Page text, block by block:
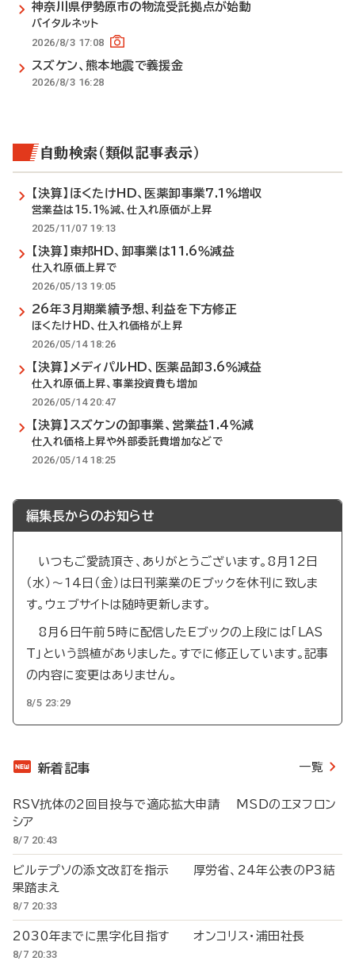
神奈川県伊勢原市の物流受託拠点が始動
バイタルネット
2026/8/3 17:08
スズケン、熊本地震で義援金
2026/8/3 16:28
自動検索（類似記事表示）
【決算】ほくたけHD、医薬卸事業7.1％増収
営業益は15.1％減、仕入れ原価が上昇
2025/11/07 19:13
【決算】東邦HD、卸事業は11.6％減益
仕入れ原価上昇で
2026/05/13 19:05
26年3月期業績予想、利益を下方修正
ほくたけHD、仕入れ価格が上昇
2026/05/14 18:26
【決算】メディパルHD、医薬品卸3.6％減益
仕入れ原価上昇、事業投資費も増加
2026/05/14 20:47
【決算】スズケンの卸事業、営業益1.4％減
仕入れ価格上昇や外部委託費増加などで
2026/05/14 18:25
編集長からのお知らせ
いつもご愛読頂き、ありがとうございます。8月12日
（水）～14日（金）は日刊薬業のEブックを休刊に致しま
す。ウェブサイトは随時更新します。
8月6日午前5時に配信したEブックの上段には「LAS
T」という誤植がありました。すでに修正しています。記事
の内容に変更はありません。
8/5 23:29
新着記事 一覧
RSV抗体の2回目投与で適応拡大申請 MSDのエヌフロン
シア
8/7 20:43
ビルテプソの添文改訂を指示 厚労省、24年公表のP3結
果踏まえ
8/7 20:33
2030年までに黒字化目指す オンコリス・浦田社長
8/7 20:33